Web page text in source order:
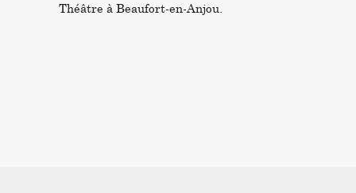
Théâtre à Beaufort-en-Anjou.